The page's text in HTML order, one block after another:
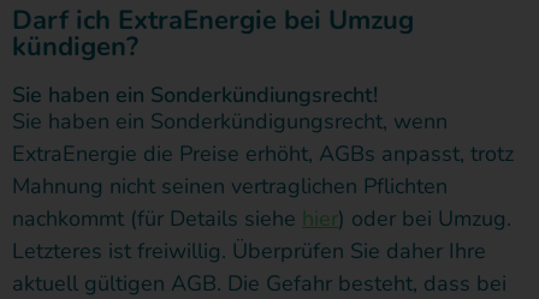
Darf ich ExtraEnergie bei Umzug
kündigen?
Sie haben ein Sonderkündiungsrecht!
Sie haben ein Sonderkündigungsrecht, wenn
ExtraEnergie die Preise erhöht, AGBs anpasst, trotz
Mahnung nicht seinen vertraglichen Pflichten
nachkommt (für Details siehe hier) oder bei Umzug.
Letzteres ist freiwillig. Überprüfen Sie daher Ihre
aktuell gültigen AGB. Die Gefahr besteht, dass bei